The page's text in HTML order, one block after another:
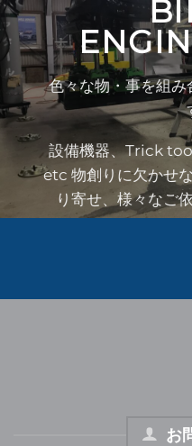
色々な物・事を組
設備機器、Trick
etc 物創りに欠かせ
り寄せ、様々なご
お